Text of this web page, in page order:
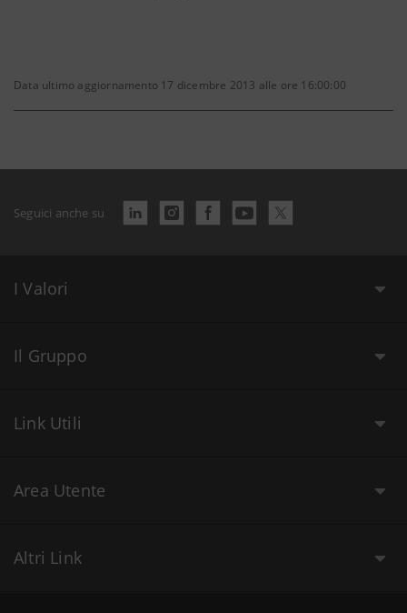
Data ultimo aggiornamento 17 dicembre 2013 alle ore 16:00:00
Seguici anche su
I Valori
Il Gruppo
Link Utili
Area Utente
Altri Link